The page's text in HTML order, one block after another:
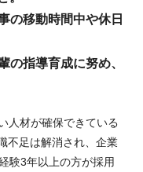
の移動時間中や休日
の指導育成に努め、
人材が確保できている
不足は解消され、企業
験3年以上の方が採用